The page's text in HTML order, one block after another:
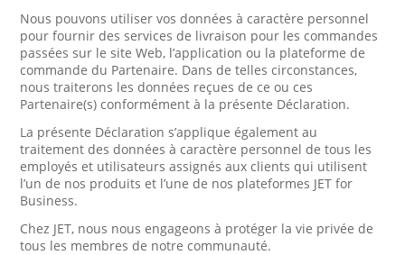
Nous pouvons utiliser vos données à caractère personnel
pour fournir des services de livraison pour les commandes
passées sur le site Web, l’application ou la plateforme de
commande du Partenaire. Dans de telles circonstances,
nous traiterons les données reçues de ce ou ces
Partenaire(s) conformément à la présente Déclaration.
La présente Déclaration s’applique également au
traitement des données à caractère personnel de tous les
employés et utilisateurs assignés aux clients qui utilisent
l’un de nos produits et l’une de nos plateformes JET for
Business.
Chez JET, nous nous engageons à protéger la vie privée de
tous les membres de notre communauté.